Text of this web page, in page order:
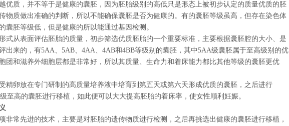
质，并不等于是健康的囊胚，因为胚胎级别的高低只是形态上被初步认定的质量优质的胚
物质做出准确的判断，所以不能确保囊胚是否为健康的。有的囊胚等级虽高，但存在染色体
胚等级低，但是健康的所以能通过基因检测。
从表面评估胚胎的质量，初步筛选优质胚胎的一个重要标准，主要根据囊胚腔的大小、是
出来的，有5AA、5AB、4AA、4AB和4BB等级别的囊胚，其中5AA级囊胚属于至高级别的优
团和滋养外细胞层都是非常好，所以其质量、生命力和着床能力都比其他等级的囊胚更优
卵放在专门研制的高质量培养液中培育到第五天或第六天形成优质的囊胚，之后进行
至高的囊胚进行移植，如此便可以大大提高胚胎的着床率，使女性顺利妊娠。
常先进的技术，主要是对胚胎的遗传物质进行检测，之后再挑选出健康的囊胚进行移植，